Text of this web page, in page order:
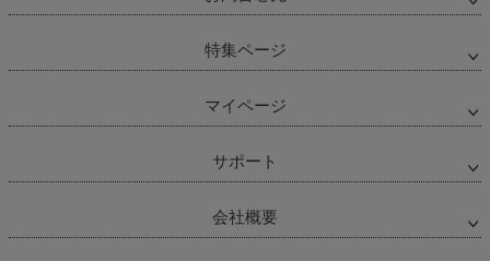
特集ページ
マイページ
サポート
会社概要